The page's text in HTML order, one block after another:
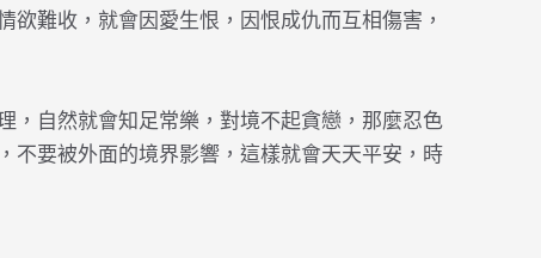
難收，就會因愛生恨，因恨成仇而互相傷害，
，自然就會知足常樂，對境不起貪戀，那麼忍色
不要被外面的境界影響，這樣就會天天平安，時